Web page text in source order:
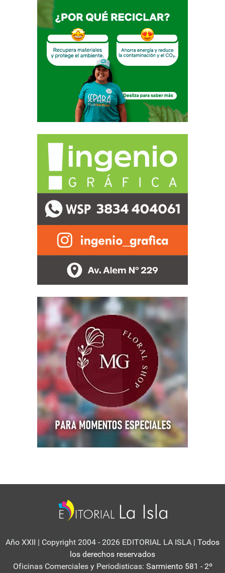
Año XXII | Copyright 2004 - 2026 EDITORIAL LA ISLA | Todos
los derechos reservados
Oficinas Comerciales y Periodisticas: Sarmiento 581 - 2º